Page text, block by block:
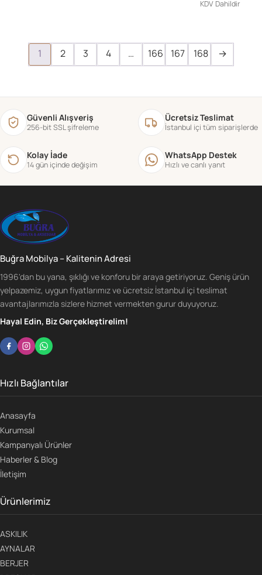
KDV Dahildir
1 2 3 4 … 166 167 168 →
Güvenli Alışveriş
256-bit SSL şifreleme
Ücretsiz Teslimat
İstanbul içi tüm siparişlerde
Kolay İade
14 gün içinde değişim
WhatsApp Destek
Hızlı ve canlı yanıt
Buğra Mobilya – Kalitenin Adresi
1996'dan bu yana, şıklığı ve konforu bir araya getiriyoruz. Geniş ürün
yelpazemiz, uygun fiyatlarımız ve ücretsiz İstanbul içi teslimat
avantajlarımızla sizlere hizmet vermekten gurur duyuyoruz.
Hayal Edin, Biz Gerçekleştirelim!
Hızlı Bağlantılar
Anasayfa
Kurumsal
Kampanyalı Ürünler
Haberler & Blog
İletişim
Ürünlerimiz
ASKILIK
AYNALAR
BERJER